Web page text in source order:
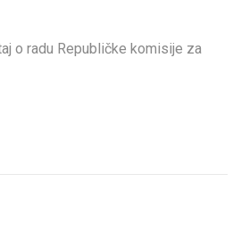
o radu Republičke komisije za